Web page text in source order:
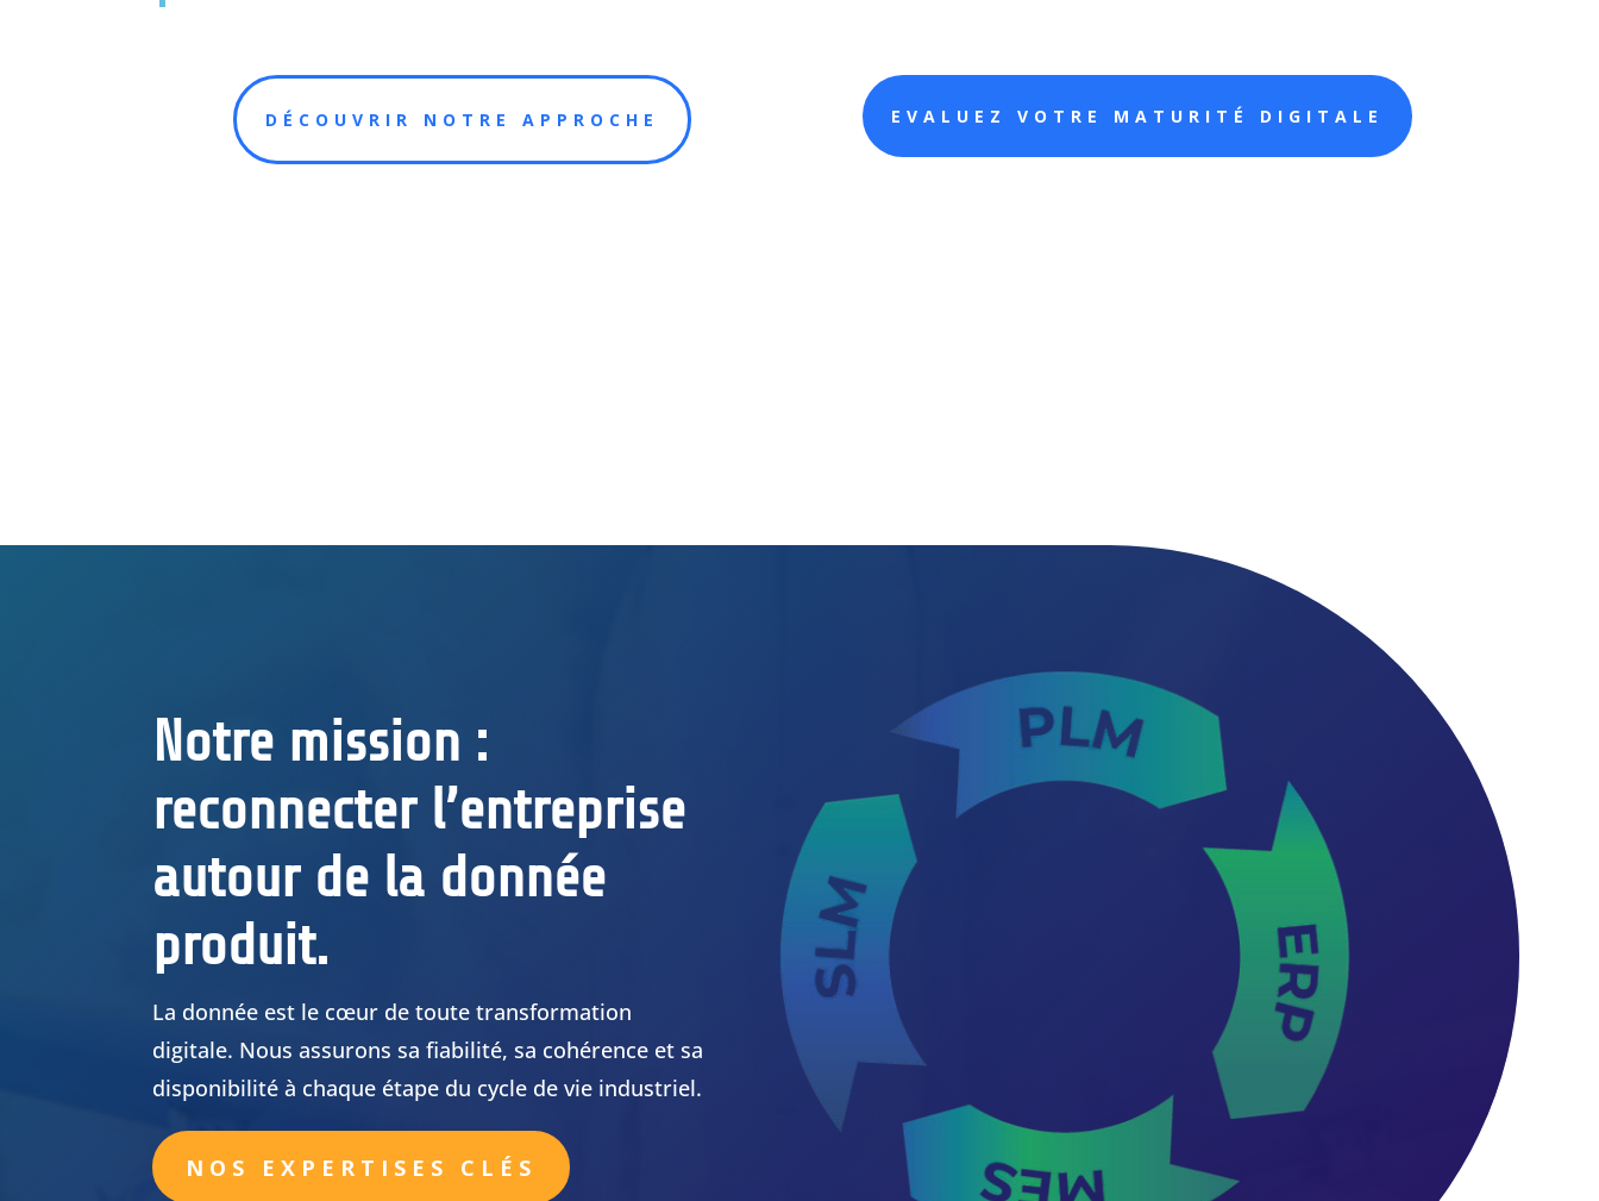
DÉCOUVRIR NOTRE APPROCHE EVALUEZ VOTRE MATURITÉ DIGITALE
Notre mission :
reconnecter l’entreprise
autour de la donnée
produit.
La donnée est le cœur de toute transformation
digitale. Nous assurons sa fiabilité, sa cohérence et sa
disponibilité à chaque étape du cycle de vie industriel.
NOS EXPERTISES CLÉS